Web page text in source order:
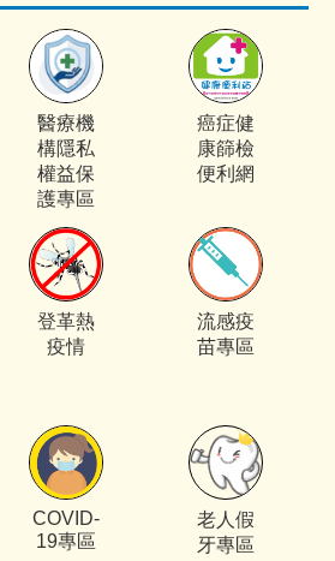
醫療機
構隱私
權益保
護專區
癌症健
康篩檢
便利網
登革熱
疫情
流感疫
苗專區
COVID-
19專區
老人假
牙專區